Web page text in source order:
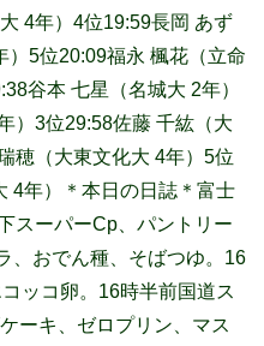
4年）4位19:59長岡 あず
）5位20:09福永 楓花（立命
谷本 七星（名城大 2年）
）3位29:58佐藤 千紘（大
穂（大東文化大 4年）5位
4年）＊本日の日誌 ＊富士
スーパーCp、パントリー
、おでん種、そばつゆ。16
ッコ卵。16時半前国道ス
ーキ、ゼロプリン、マス